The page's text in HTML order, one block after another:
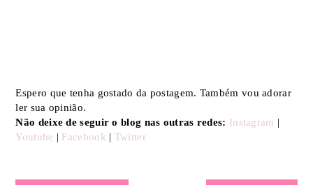
Espero que tenha gostado da postagem. Também vou adorar
ler sua opinião.
Não deixe de seguir o blog nas outras redes: Instagram |
Youtube | Facebook | Twitter